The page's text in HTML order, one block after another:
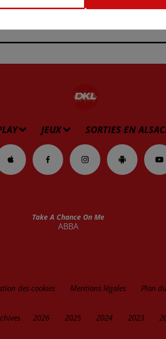
JEUX SORTIES EN
Take A Chance On Me
ABBA
des cookies Mentions légales Plan
2026 2025 2024 2023